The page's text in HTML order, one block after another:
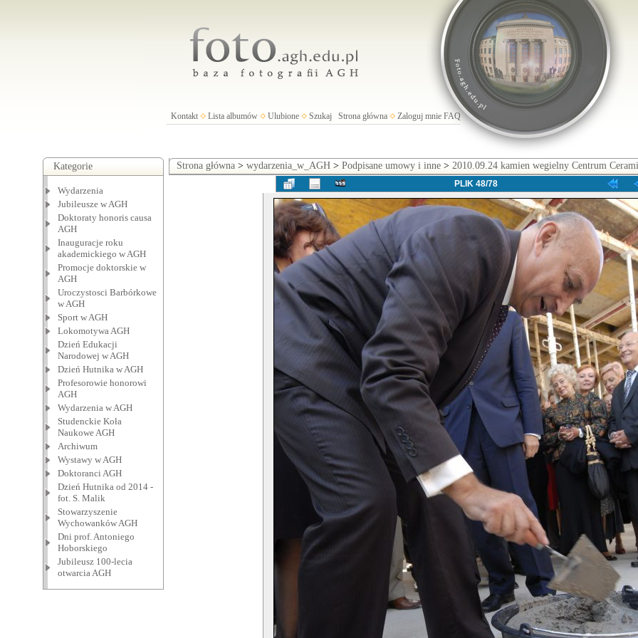
Kontakt Lista albumów Ulubione Szukaj Strona główna Zaloguj mnie FAQ
Kategorie
Wydarzenia
Jubileusze w AGH
Doktoraty honoris causa
AGH
Inauguracje roku
akademickiego w AGH
Promocje doktorskie w
AGH
Uroczystosci Barbórkowe
w AGH
Sport w AGH
Lokomotywa AGH
Dzień Edukacji
Narodowej w AGH
Dzień Hutnika w AGH
Profesorowie honorowi
AGH
Wydarzenia w AGH
Studenckie Koła
Naukowe AGH
Archiwum
Wystawy w AGH
Doktoranci AGH
Dzień Hutnika od 2014 -
fot. S. Malik
Stowarzyszenie
Wychowanków AGH
Dni prof. Antoniego
Hoborskiego
Jubileusz 100-lecia
otwarcia AGH
Strona główna> wydarzenia_w_AGH> Podpisane umowy i inne> 2010.09.24 kamien wegielny Centrum
PLIK 48/78